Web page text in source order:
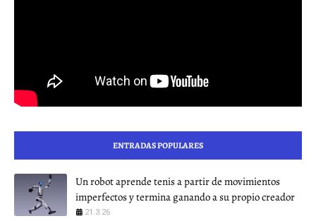
ENTRADAS POPULARES
Un robot aprende tenis a partir de movimientos
imperfectos y termina ganando a su propio creador
21.3.26